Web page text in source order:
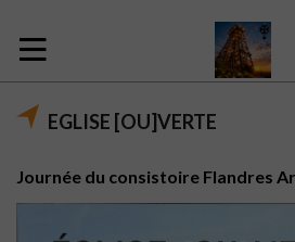
EGLISE [OU]VERTE
Journée du consistoire Flandres